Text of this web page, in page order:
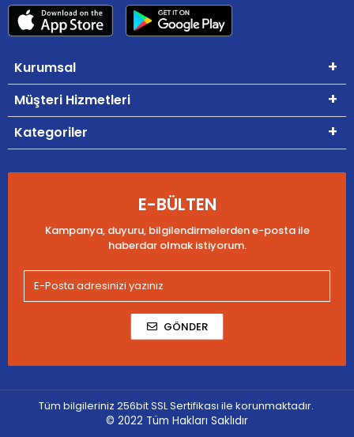
Kurumsal
Müşteri Hizmetleri
Kategoriler
E-BÜLTEN
Kampanya, duyuru, bilgilendirmelerden e-posta ile
haberdar olmak istiyorum.
GÖNDER
Tüm bilgileriniz 256bit SSL Sertifikası ile korunmaktadır.
© 2022 Tüm Hakları Saklıdır